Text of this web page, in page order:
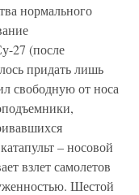
нормального
27 (после
придать лишь
свободную от носа
– носовой
взлет самолетов
Шестой